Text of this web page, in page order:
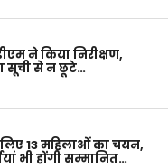
ने किया निरीक्षण,
सूची से न छूटे…
13 महिलाओं का चयन,
भी होंगी सम्मानित…